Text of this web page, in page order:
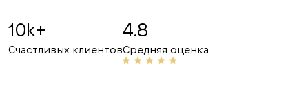
10k+
Счастливых клиентов
4.8
Средняя оценка
Рекомендую! Приветливый персонал и
сферы, неоднократно помогали мне с